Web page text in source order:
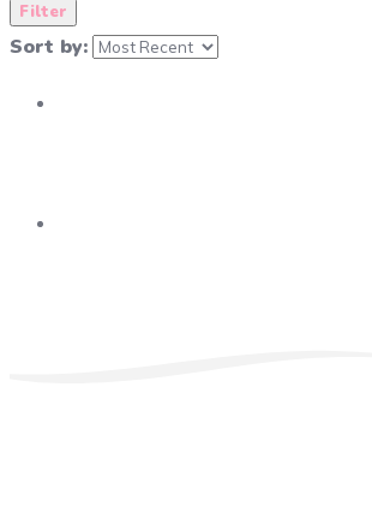
Filter
Sort by: